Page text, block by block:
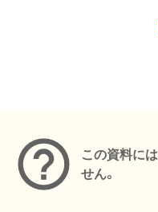
この資料に
せん。